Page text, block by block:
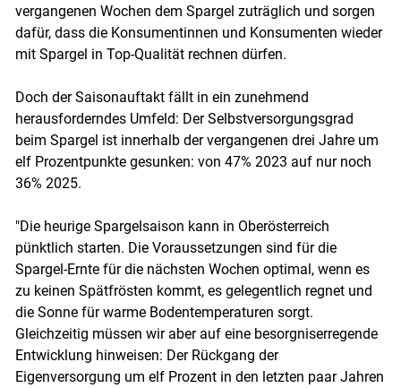
vergangenen Wochen dem Spargel zuträglich und sorgen
dafür, dass die Konsumentinnen und Konsumenten wieder
mit Spargel in Top-Qualität rechnen dürfen.
Doch der Saisonauftakt fällt in ein zunehmend
herausforderndes Umfeld: Der Selbstversorgungsgrad
beim Spargel ist innerhalb der vergangenen drei Jahre um
elf Prozentpunkte gesunken: von 47% 2023 auf nur noch
36% 2025.
"Die heurige Spargelsaison kann in Oberösterreich
pünktlich starten. Die Voraussetzungen sind für die
Spargel-Ernte für die nächsten Wochen optimal, wenn es
zu keinen Spätfrösten kommt, es gelegentlich regnet und
die Sonne für warme Bodentemperaturen sorgt.
Gleichzeitig müssen wir aber auf eine besorgniserregende
Entwicklung hinweisen: Der Rückgang der
Eigenversorgung um elf Prozent in den letzten paar Jahren